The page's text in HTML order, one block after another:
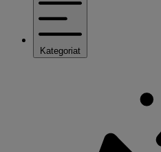
Kategoriat